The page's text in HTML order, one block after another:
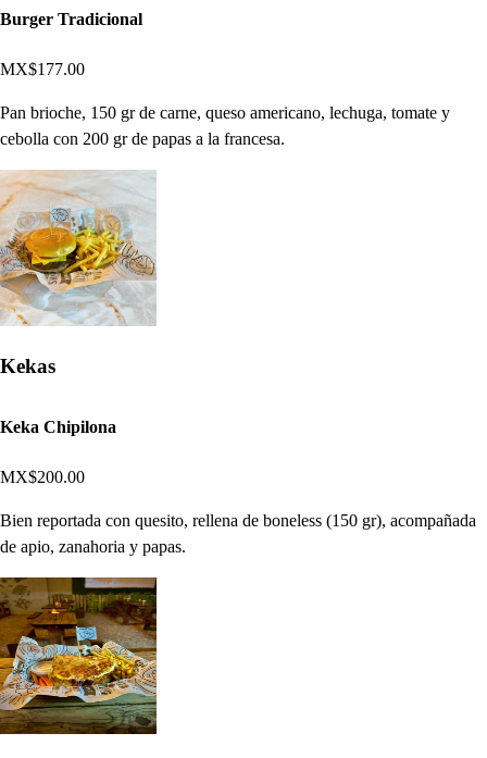
Burger Tradicional
MX$177.00
Pan brioche, 150 gr de carne, queso americano, lechuga, tomate y
cebolla con 200 gr de papas a la francesa.
Kekas
Keka Chipilona
MX$200.00
Bien reportada con quesito, rellena de boneless (150 gr), acompañada
de apio, zanahoria y papas.